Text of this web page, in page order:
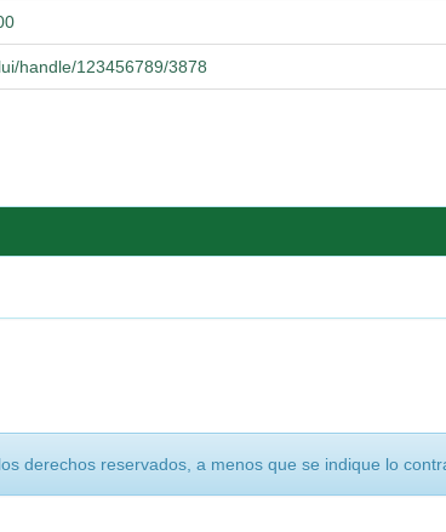
handle/123456789/3878
derechos reservados, a menos que se indique lo